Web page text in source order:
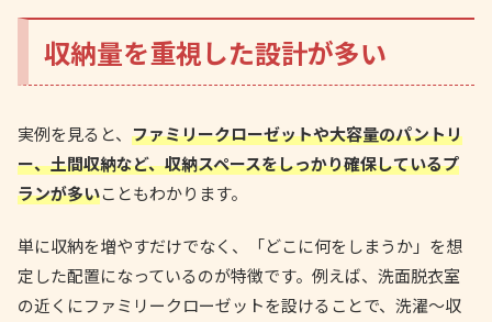
収納量を重視した設計が多い
実例を見ると、 ファミリークローゼットや大容量のパントリ
ー、土間収納など、収納スペースをしっかり確保しているプ
ランが多いこともわかります。
単に収納を増やすだけでなく、「どこに何をしまうか」を想
定した配置になっているのが特徴です。例えば、洗面脱衣室
の近くにファミリークローゼットを設けることで、洗濯〜収